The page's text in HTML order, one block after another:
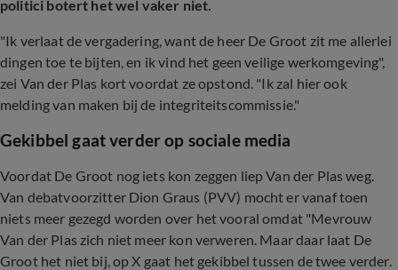
politici botert het wel vaker niet.
"Ik verlaat de vergadering, want de heer De Groot zit me allerlei
dingen toe te bijten, en ik vind het geen veilige werkomgeving",
zei Van der Plas kort voordat ze opstond. "Ik zal hier ook
melding van maken bij de integriteitscommissie."
Gekibbel gaat verder op sociale media
Voordat De Groot nog iets kon zeggen liep Van der Plas weg.
Van debatvoorzitter Dion Graus (PVV) mocht er vanaf toen
niets meer gezegd worden over het vooral omdat "Mevrouw
Van der Plas zich niet meer kon verweren. Maar daar laat De
Groot het niet bij, op X gaat het gekibbel tussen de twee verder.